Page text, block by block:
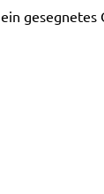
gesegnetes